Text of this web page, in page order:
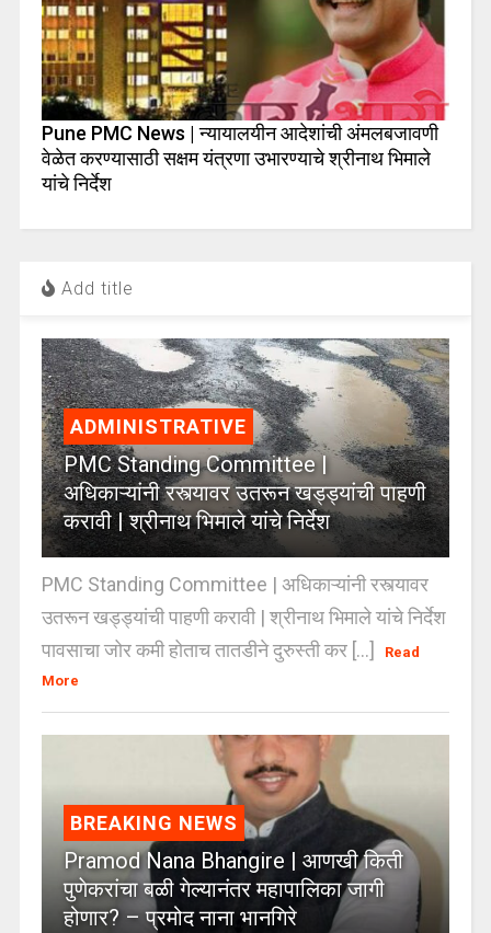
Pune PMC News | न्यायालयीन आदेशांची अंमलबजावणी
वेळेत करण्यासाठी सक्षम यंत्रणा उभारण्याचे श्रीनाथ भिमाले
यांचे निर्देश
Add title
ADMINISTRATIVE
PMC Standing Committee |
अधिकाऱ्यांनी रस्त्यावर उतरून खड्ड्यांची पाहणी
करावी | श्रीनाथ भिमाले यांचे निर्देश
PMC Standing Committee | अधिकाऱ्यांनी रस्त्यावर
उतरून खड्ड्यांची पाहणी करावी | श्रीनाथ भिमाले यांचे निर्देश
पावसाचा जोर कमी होताच तातडीने दुरुस्ती कर [...]
Read
More
BREAKING NEWS
Pramod Nana Bhangire | आणखी किती
पुणेकरांचा बळी गेल्यानंतर महापालिका जागी
होणार? – प्रमोद नाना भानगिरे